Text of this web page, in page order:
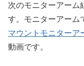
次のモニターアーム
す。モニターアーム
マウントモニターア
動画です。